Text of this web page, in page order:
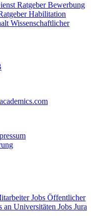
Ratgeber Bewerbung
Habilitation
Wissenschaftlicher
academics.com
Jobs Öffentlicher
an Universitäten Jobs Jura